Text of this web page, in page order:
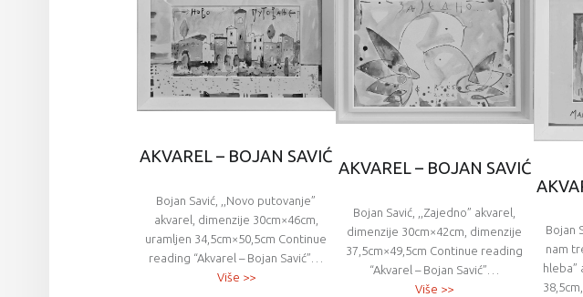
AKVAREL – BOJAN SAVIĆ
Bojan Savić, ,,Novo putovanje”
akvarel, dimenzije 30cm×46cm,
uramljen 34,5cm×50,5cm Continue
reading “Akvarel – Bojan Savić”…
Više >>
AKVAREL – BOJAN SAVIĆ
Bojan Savić, ,,Zajedno” akvarel,
dimenzije 30cm×42cm, dimenzije
37,5cm×49,5cm Continue reading
“Akvarel – Bojan Savić”…
Više >>
Bojan
nam
hleba”